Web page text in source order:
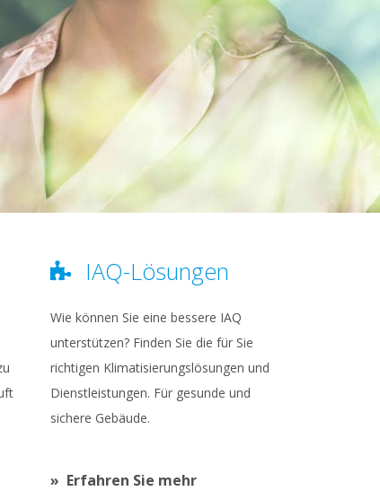
IAQ-Lösungen
Wie können Sie eine bessere IAQ
unterstützen? Finden Sie die für Sie
richtigen Klimatisierungslösungen und
Dienstleistungen. Für gesunde und
sichere Gebäude.
Erfahren Sie mehr